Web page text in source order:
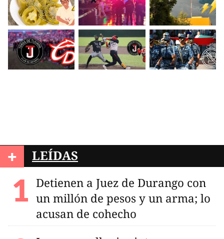
+ LEÍDAS
Detienen a Juez de Durango con
un millón de pesos y un arma; lo
acusan de cohecho